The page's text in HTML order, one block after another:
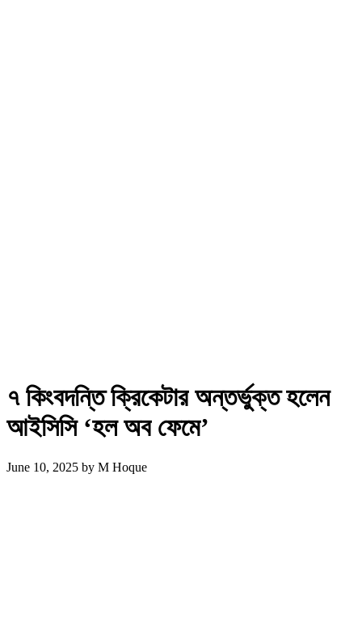
৭ কিংবদন্তি ক্রিকেটার অন্তর্ভুক্ত হলেন
আইসিসি ‘হল অব ফেমে’
June 10, 2025 by M Hoque